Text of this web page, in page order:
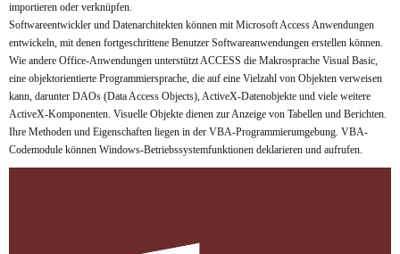
importieren oder verknüpfen.
Softwareentwickler und Datenarchitekten können mit Microsoft Access Anwendungen
entwickeln, mit denen fortgeschrittene Benutzer Softwareanwendungen erstellen können.
Wie andere Office-Anwendungen unterstützt ACCESS die Makrosprache Visual Basic,
eine objektorientierte Programmiersprache, die auf eine Vielzahl von Objekten verweisen
kann, darunter DAOs (Data Access Objects), ActiveX-Datenobjekte und viele weitere
ActiveX-Komponenten. Visuelle Objekte dienen zur Anzeige von Tabellen und Berichten.
Ihre Methoden und Eigenschaften liegen in der VBA-Programmierumgebung. VBA-
Codemodule können Windows-Betriebssystemfunktionen deklarieren und aufrufen.